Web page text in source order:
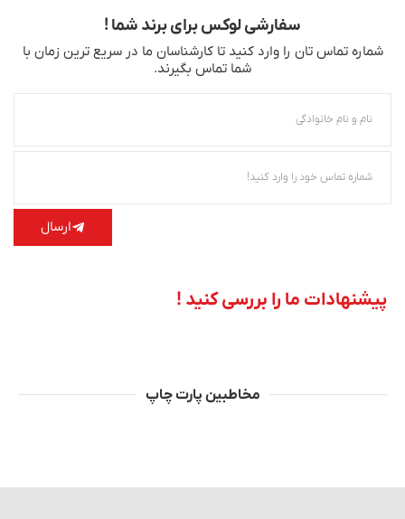
سفارشی لوکس برای برند شما !
شماره تماس‌ تان را وارد کنید تا کارشناسان ما در سریع‌ ترین زمان با
شما تماس بگیرند.
ارسال
پیشنهادات ما را بررسی کنید !
مخاطبین پارت چاپ